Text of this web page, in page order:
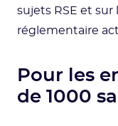
sujets RSE et
réglementaire
Pour les
de 1000